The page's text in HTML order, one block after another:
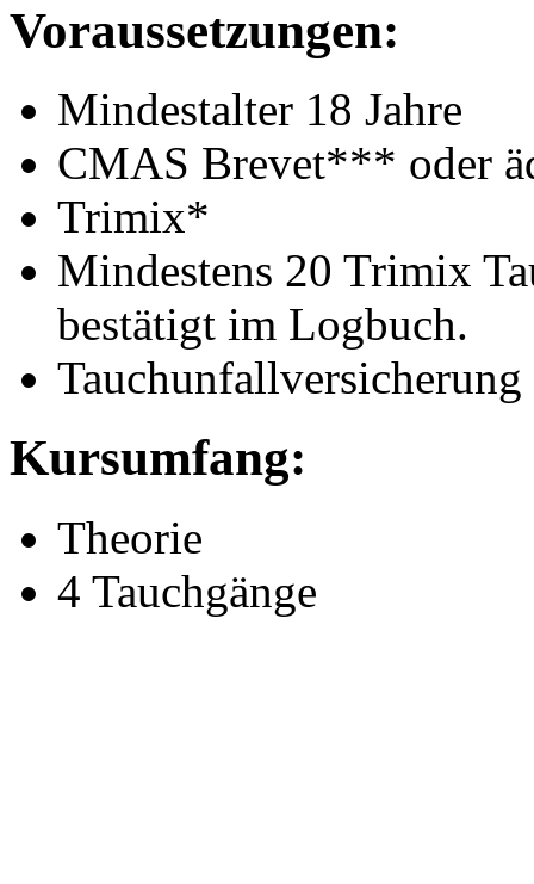
Voraussetzungen:
Mindestalter 18 Jahre
CMAS Brevet*** oder
Trimix*
Mindestens 20 Trimix
bestätigt im Logbuch.
Tauchunfallversicherung
Kursumfang:
Theorie
4 Tauchgänge